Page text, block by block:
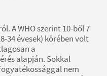
A WHO szerint 10-ből 7
34 évesek) körében volt
a
alapján. Sokkal
nem